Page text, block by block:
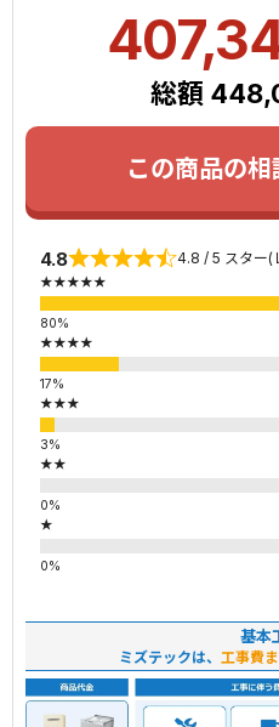
総額
この商品の
4.8 4.8 / 5 スター(
★★★★★
★★★★
★★★
★★
★
基本
ミズテックは、 工事費